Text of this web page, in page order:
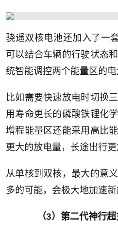
骁遥双核电池还加入了一
可以结合车辆的行驶状态
统智能调控两个能量区的电
比如需要快速放电时切换
用寿命更长的磷酸铁锂化
增程能量区还能采用高比
更大的放电量，长途出行更
从单核到双核，最大的意
多的可能，会极大地加速新
（3）第二代神行